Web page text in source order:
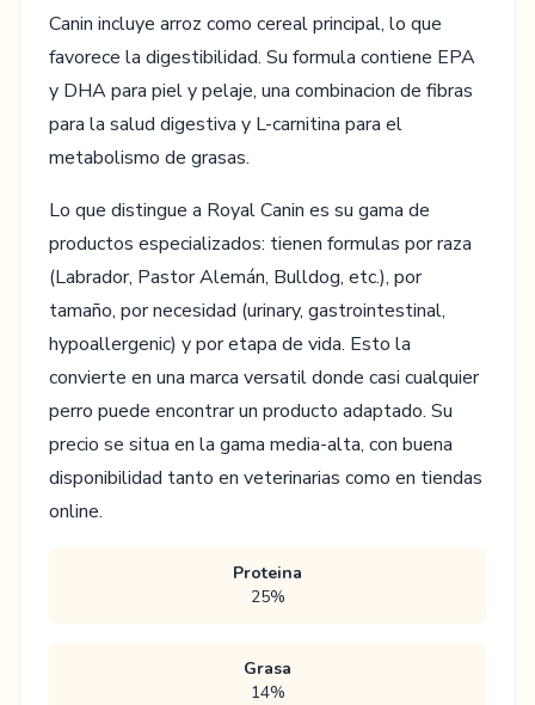
Canin incluye arroz como cereal principal, lo que
favorece la digestibilidad. Su formula contiene EPA
y DHA para piel y pelaje, una combinacion de fibras
para la salud digestiva y L-carnitina para el
metabolismo de grasas.
Lo que distingue a Royal Canin es su gama de
productos especializados: tienen formulas por raza
(Labrador, Pastor Alemán, Bulldog, etc.), por
tamaño, por necesidad (urinary, gastrointestinal,
hypoallergenic) y por etapa de vida. Esto la
convierte en una marca versatil donde casi cualquier
perro puede encontrar un producto adaptado. Su
precio se situa en la gama media-alta, con buena
disponibilidad tanto en veterinarias como en tiendas
online.
Proteina
25%
Grasa
14%